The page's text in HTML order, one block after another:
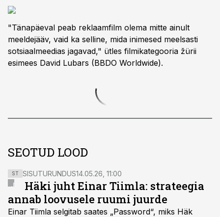
"Tänapäeval peab reklaamfilm olema mitte ainult
meeldejääv, vaid ka selline, mida inimesed meelsasti
sotsiaalmeedias jagavad," ütles filmikategooria žürii
esimees David Lubars (BBDO Worldwide).
SEOTUD LOOD
ST SISUTURUNDUS14.05.26, 11:00
Häki juht Einar Tiimla: strateegia
annab loovusele ruumi juurde
Einar Tiimla selgitab saates „Password“, miks Häk